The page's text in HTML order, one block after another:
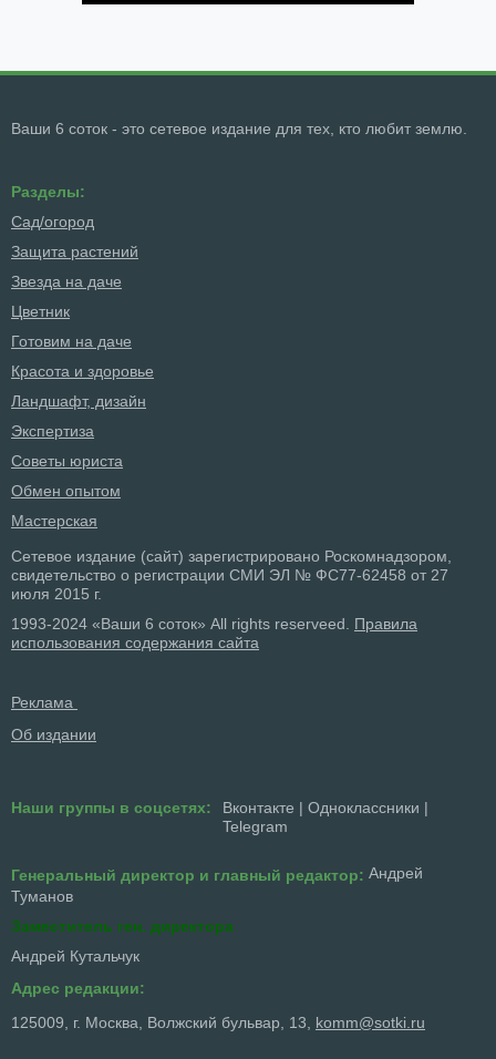
Ваши 6 соток - это сетевое издание для тех, кто любит землю.
Разделы:
Сад/огород
Защита растений
Звезда на даче
Цветник
Готовим на даче
Красота и здоровье
Ландшафт, дизайн
Экспертиза
Советы юриста
Обмен опытом
Мастерская
Сетевое издание (сайт) зарегистрировано Роскомнадзором,
свидетельство о регистрации СМИ ЭЛ № ФС77-62458 от 27
июля 2015 г.
1993-2024 «Ваши 6 соток» All rights reserveed. Правила
использования содержания сайта
Реклама
Об издании
Наши группы в соцсетях: Вконтакте | Одноклассники |
Telegram
Генеральный директор и главный редактор: Андрей
Туманов
Заместитель ген. директора
Андрей Кутальчук
Адрес редакции:
125009, г. Москва, Волжский бульвар, 13, komm@sotki.ru